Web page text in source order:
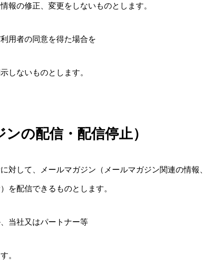
報の修正、変更をしないものとします。
用者の同意を得た場合を
しないものとします。
の配信・配信停止）
対して、メールマガジン（メールマガジン関連の情報、
を配信できるものとします。
当社又はパートナー等
。